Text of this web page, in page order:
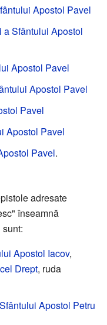
Apostol Pavel
a Sfântului Apostol
Apostol Pavel
Apostol Pavel
Pavel
Apostol Pavel
Pavel.
adresate
înseamnă
Apostol Iacov,
Drept, ruda
Apostol Petru